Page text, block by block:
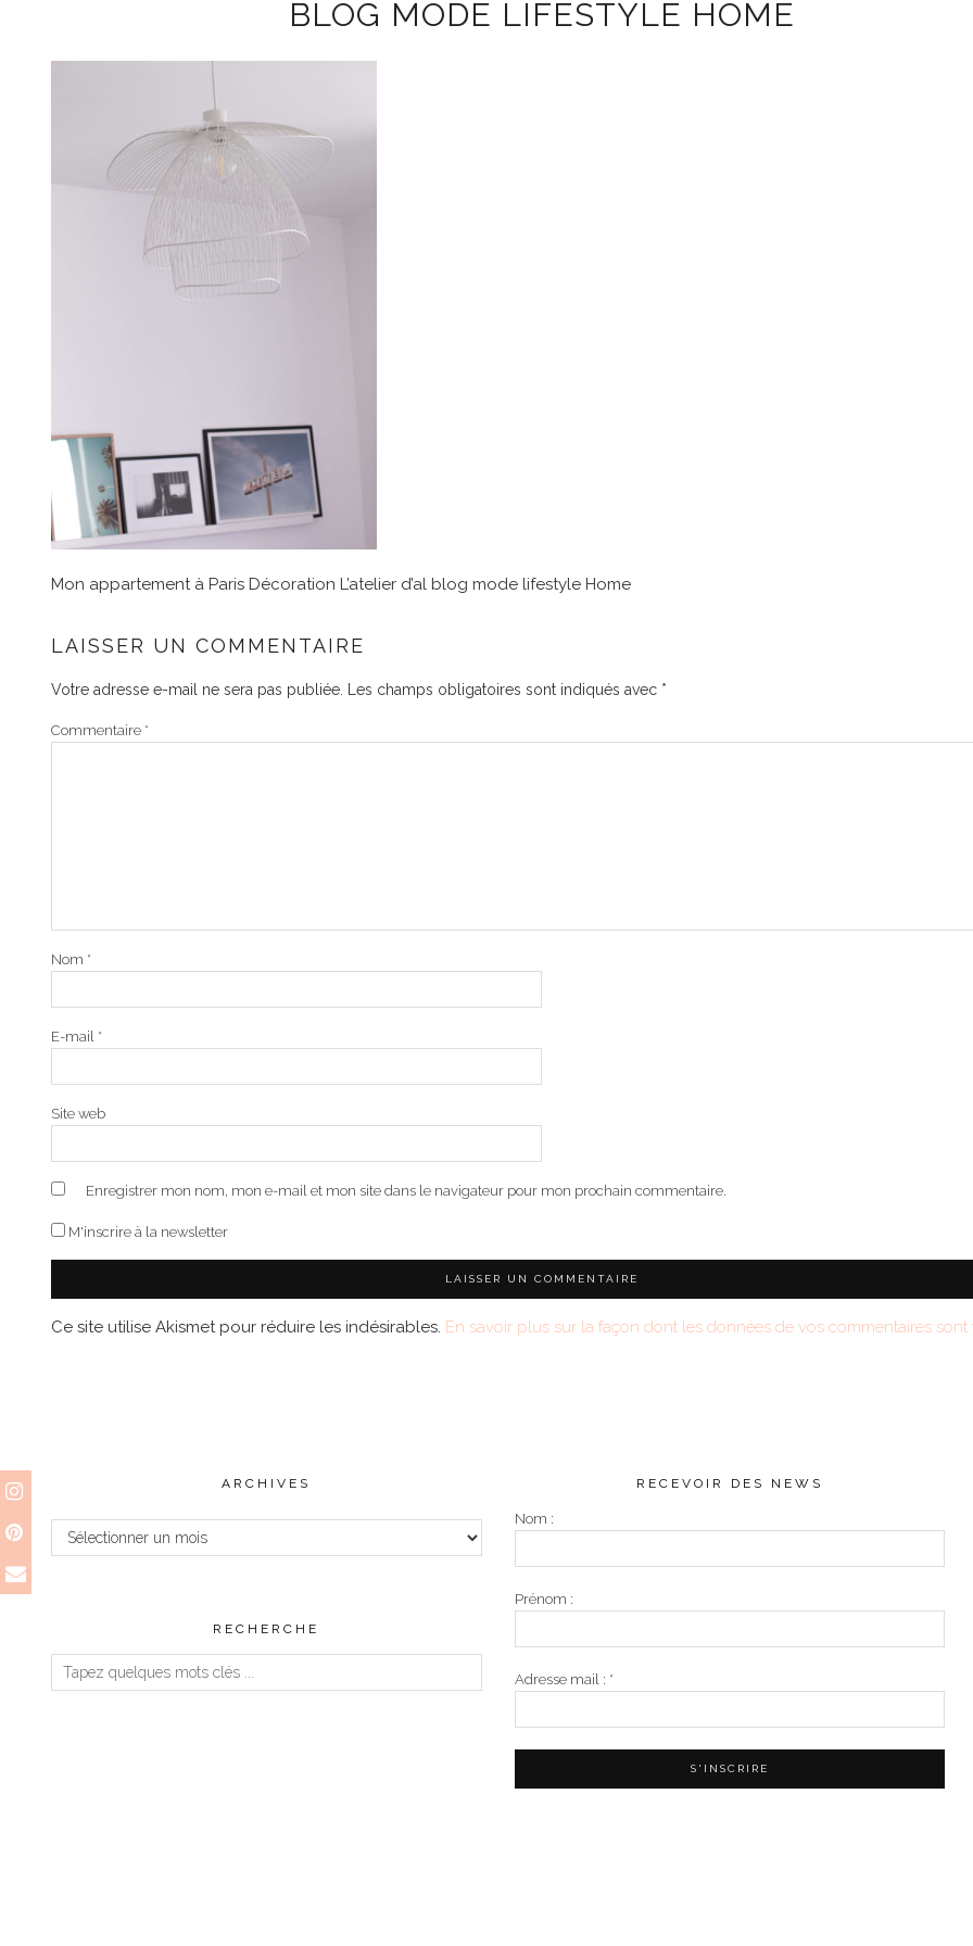
BLOG MODE LIFESTYLE HOME
Mon appartement à Paris Décoration L’atelier d’al blog mode lifestyle Home
LAISSER UN COMMENTAIRE
Votre adresse e-mail ne sera pas publiée. Les champs obligatoires sont indiqués avec *
Commentaire *
Nom *
E-mail *
Site web
Enregistrer mon nom, mon e-mail et mon site dans le navigateur pour mon prochain commentaire.
M'inscrire à la newsletter
Ce site utilise Akismet pour réduire les indésirables. En savoir plus sur la façon dont les données de vos commentaires sont
ARCHIVES
Archives
RECHERCHE
RECEVOIR DES NEWS
Nom :
Prénom :
Adresse mail : *